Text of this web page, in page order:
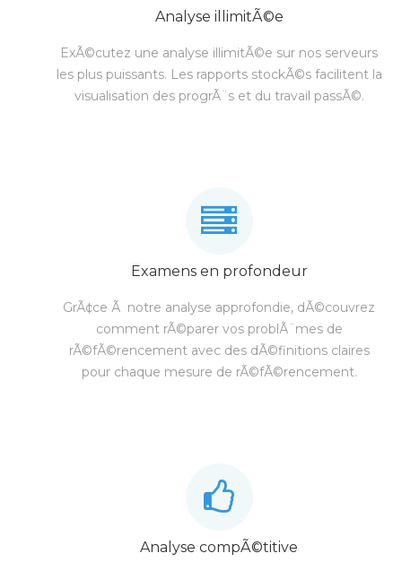
Analyse illimitÃ©e
ExÃ©cutez une analyse illimitÃ©e sur nos serveurs
les plus puissants. Les rapports stockÃ©s facilitent la
visualisation des progrÃ¨s et du travail passÃ©.
Examens en profondeur
GrÃ¢ce Ã notre analyse approfondie, dÃ©couvrez
comment rÃ©parer vos problÃ¨mes de
rÃ©fÃ©rencement avec des dÃ©finitions claires
pour chaque mesure de rÃ©fÃ©rencement.
Analyse compÃ©titive